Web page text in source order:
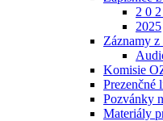
2 0
2025
Záznamy
Komisie
Prezenčné
Pozvánky
Materiály